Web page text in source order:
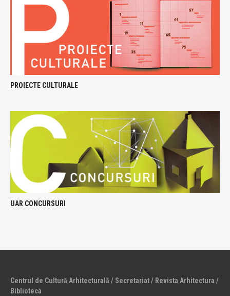
PROIECTE CULTURALE
UAR CONCURSURI
Centrul de Cultură Arhitecturală / Secretariat / Revista Arhitectura /
Biblioteca